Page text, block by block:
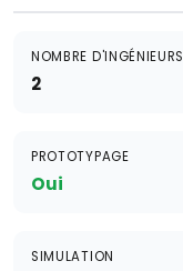
NOMBRE D'INGÉNIEURS
2
PROTOTYPAGE
Oui
SIMULATION